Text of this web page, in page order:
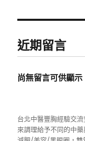
近期留言
尚無留言可供顯示
台北中醫豐胸經驗交流
來調理給予不同的中